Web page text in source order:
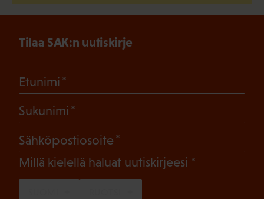
Tilaa SAK:n uutiskirje
Etunimi
Sukunimi
Sähköpostiosoite
Millä kielellä haluat uutiskirjeesi (Pakollinen)